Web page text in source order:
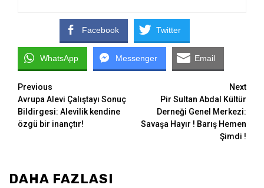
Facebook Twitter
WhatsApp Messenger Email
Continue
Reading
Previous
Avrupa Alevi Çalıştayı Sonuç
Bildirgesi: Alevilik kendine
özgü bir inançtır!
Next
Pir Sultan Abdal Kültür
Derneği Genel Merkezi:
Savaşa Hayır ! Barış Hemen
Şimdi !
DAHA FAZLASI